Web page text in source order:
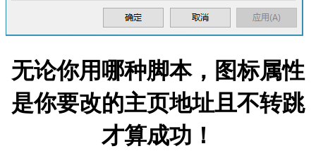
无论你用哪种脚本，图标属性
是你要改的主页地址且不转跳
才算成功！